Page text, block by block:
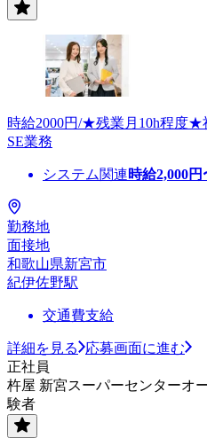
時給2000円/★残業月10h程度★
SE業務
システム関連時給2,000円
勤務地
面接地
和歌山県新宮市
紀伊佐野駅
交通費支給
詳細を見る
応募画面に進む
正社員
杵屋 新宮スーパーセンターオ
験者